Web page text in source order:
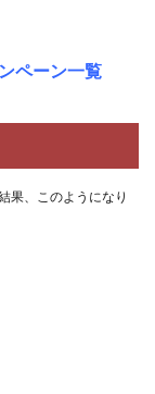
ペーン一覧
果、このようになり